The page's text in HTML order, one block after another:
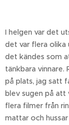
I helgen var det
det var flera olika
det kändes som
tänkbara vinnare.
på plats, jag satt
blev sugen på att
flera filmer från
mattar och